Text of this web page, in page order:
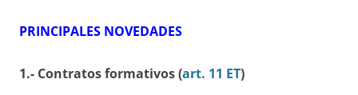
PRINCIPALES NOVEDADES
1.- Contratos formativos (art. 11 ET)